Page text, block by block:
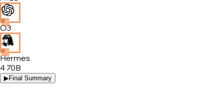
B
O3
B
Hermes
4 70B
▶Final Summary